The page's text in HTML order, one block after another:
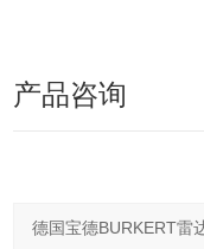
产品咨询